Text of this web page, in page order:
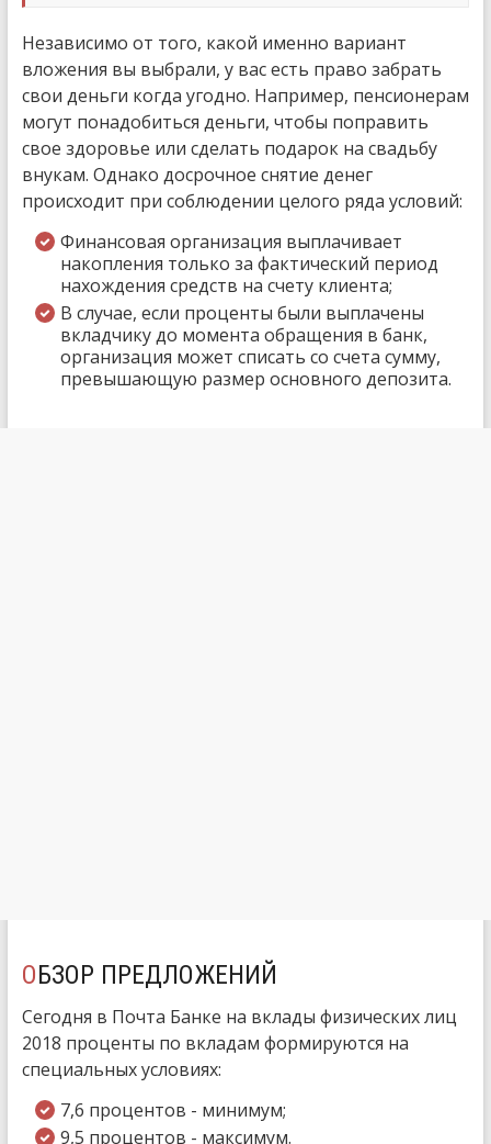
Независимо от того, какой именно вариант
вложения вы выбрали, у вас есть право забрать
свои деньги когда угодно. Например, пенсионерам
могут понадобиться деньги, чтобы поправить
свое здоровье или сделать подарок на свадьбу
внукам. Однако досрочное снятие денег
происходит при соблюдении целого ряда условий:
Финансовая организация выплачивает
накопления только за фактический период
нахождения средств на счету клиента;
В случае, если проценты были выплачены
вкладчику до момента обращения в банк,
организация может списать со счета сумму,
превышающую размер основного депозита.
ОБЗОР ПРЕДЛОЖЕНИЙ
Сегодня в Почта Банке на вклады физических лиц
2018 проценты по вкладам формируются на
специальных условиях:
7,6 процентов - минимум;
9,5 процентов - максимум.